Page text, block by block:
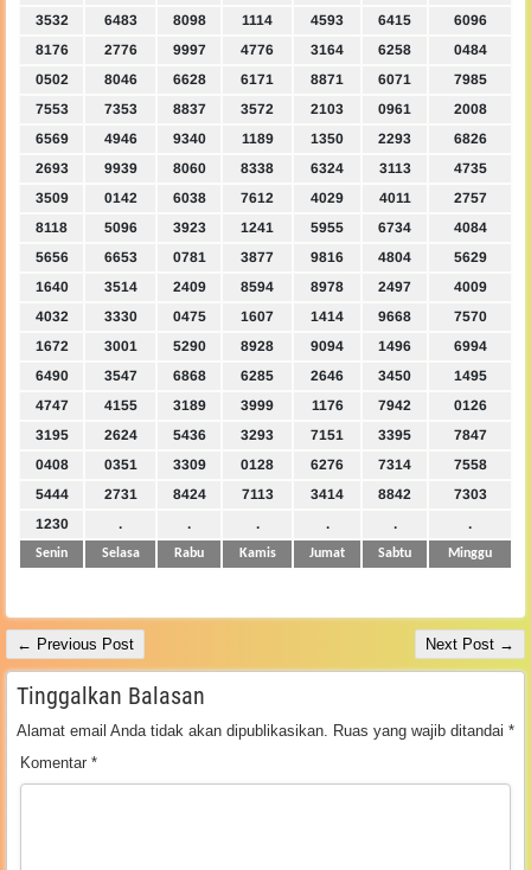
3532
6483 8098 1114 4593 6415
6096
8176
2776 9997 4776 3164 6258
0484
0502
8046 6628 6171 8871 6071
7985
7553
7353 8837 3572 2103 0961
2008
6569
4946 9340 1189 1350 2293
6826
2693
9939 8060 8338 6324 3113
4735
3509
0142 6038 7612 4029 4011
2757
8118
5096 3923 1241 5955 6734
4084
5656
6653 0781 3877 9816 4804
5629
1640
3514 2409 8594 8978 2497
4009
4032
3330 0475 1607 1414 9668
7570
1672
3001 5290 8928 9094 1496
6994
6490
3547 6868 6285 2646 3450
1495
4747
4155 3189 3999 1176 7942
0126
3195
2624 5436 3293 7151 3395
7847
0408
0351 3309 0128 6276 7314
7558
5444
2731 8424 7113 3414 8842
7303
1230
. . . . . .
Senin Selasa Rabu Kamis Jumat Sabtu Minggu
← Previous Post Next Post →
Tinggalkan Balasan
Alamat email Anda tidak akan dipublikasikan. Ruas yang wajib ditandai *
Komentar *